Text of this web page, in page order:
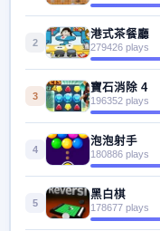
2
港式茶餐廳
279426 plays
3
寶石消除 4
196352 plays
4
泡泡射手
180886 plays
5
黑白棋
178677 plays